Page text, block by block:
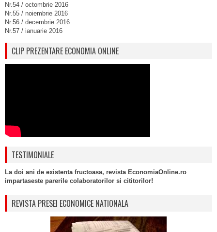
Nr.54 / octombrie 2016
Nr.55 / noiembrie 2016
Nr.56 / decembrie 2016
Nr.57 / ianuarie 2016
CLIP PREZENTARE ECONOMIA ONLINE
TESTIMONIALE
La doi ani de existenta fructoasa, revista EconomiaOnline.ro
impartaseste parerile colaboratorilor si cititorilor!
REVISTA PRESEI ECONOMICE NATIONALA